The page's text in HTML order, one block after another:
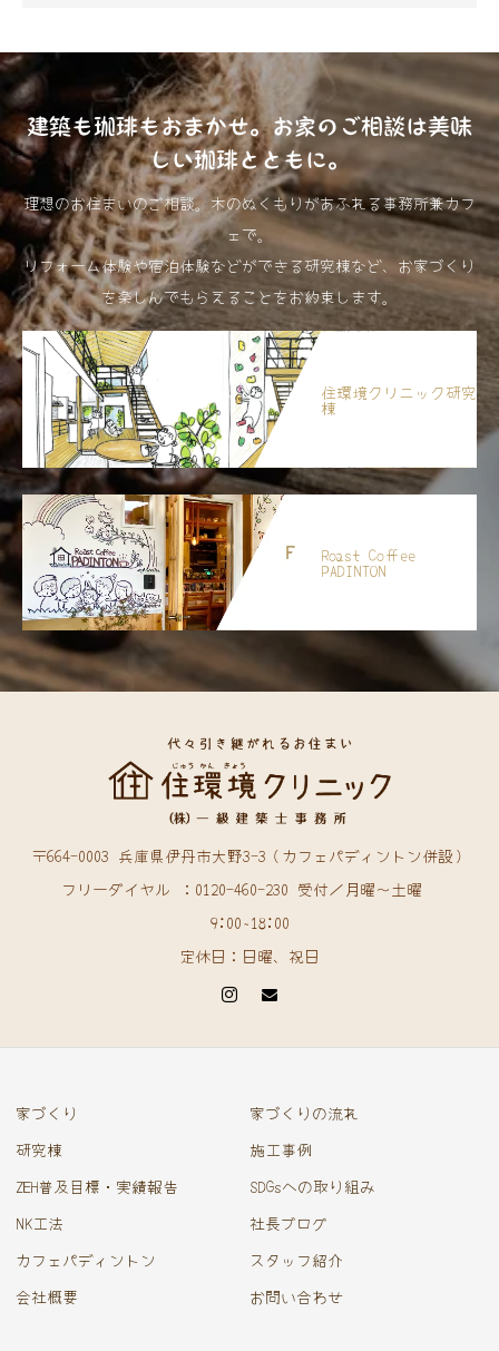
建築も珈琲もおまかせ。お家のご相談は美味
しい珈琲とともに。
理想のお住まいのご相談。木のぬくもりがあふれる事務所兼カフ
ェで。
リフォーム体験や宿泊体験などができる研究棟など、お家づくり
を楽しんでもらえることをお約束します。
住環境クリニック研究
棟
Roast Coffee
PADINTON
〒664-0003 兵庫県伊丹市大野3-3（カフェパディントン併設）
フリーダイヤル ：0120-460-230 受付／月曜〜土曜
9:00~18:00
定休日：日曜、祝日
家づくり
家づくりの流れ
研究棟
施工事例
ZEH普及目標・実績報告
SDGsへの取り組み
NK工法
社長ブログ
カフェパディントン
スタッフ紹介
会社概要
お問い合わせ